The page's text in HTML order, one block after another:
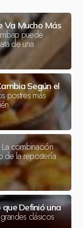
Va Mucho Más
puede
de una
Según el
postres más
La combinación
de la repostería
que Definió una
clásicos